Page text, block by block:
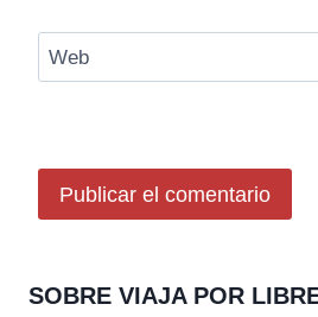
Web
SOBRE VIAJA POR